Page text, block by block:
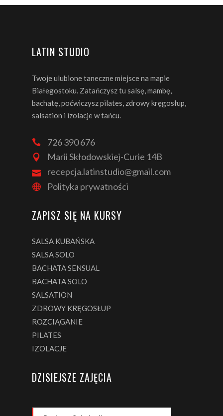
LATIN STUDIO
Twoje ulubione taneczne miejsce na mapie
Białegostoku. Zatańczysz tu salsę, mambę,
bachatę, poćwiczysz pilates, zdrowy kręgosłup,
salsation i izolacje w tańcu.
726 390 676
Marii Skłodowskiej-Curie 14B
recepcja.latinstudio@gmail.com
Polityka prywatności
ZAPISZ SIĘ NA KURSY
SALSA KUBAŃSKA
SALSA SOLO
BACHATA SENSUAL
BACHATA SOLO
SALSATION
ZDROWY KRĘGOSŁUP
ROZCIĄGANIE
PILATES
IZOLACJE
DZISIEJSZE ZAJĘCIA